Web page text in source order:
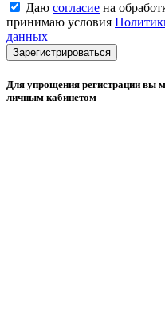
Даю согласие на
принимаю условия
данных
Зарегистрироваться
Для упрощения регистрации вы
личным кабинетом